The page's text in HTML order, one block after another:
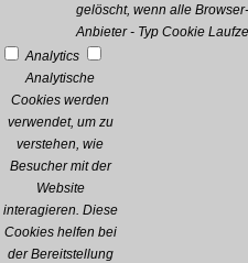
gelöscht, wenn alle
Anbieter - Typ Cookie
Analytics
Analytische
Cookies werden
verwendet, um zu
verstehen, wie
Besucher mit der
Website
interagieren. Diese
Cookies helfen bei
der Bereitstellung